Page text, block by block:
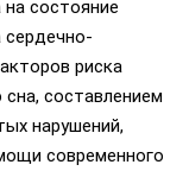
на состояние
сердечно-
риска
составлением
нарушений,
современного